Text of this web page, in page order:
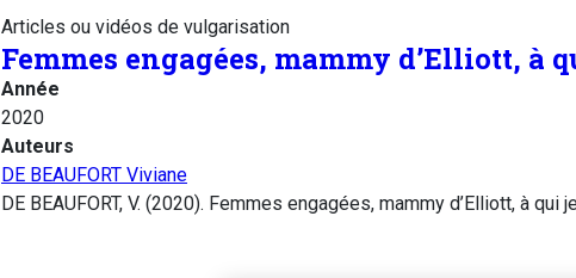
Articles ou vidéos de vulgarisation
Femmes engagées, mammy d’Elliott, à
Année
2020
Auteurs
DE BEAUFORT Viviane
DE BEAUFORT, V. (2020). Femmes engagées, mammy d’Elliott, à qui